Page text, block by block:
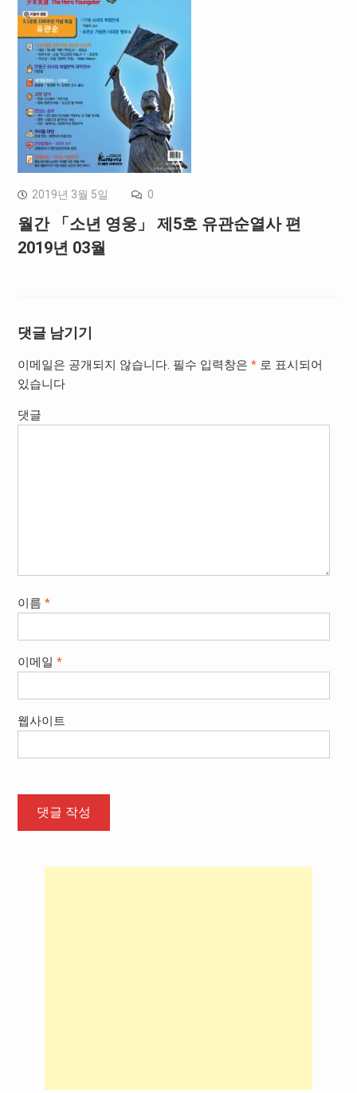
2019년 3월 5일 0
월간 「소년 영웅」 제5호 유관순열사 편
2019년 03월
댓글 남기기
이메일은 공개되지 않습니다. 필수 입력창은 *로 표시되어
있습니다
댓글
이름 *
이메일 *
웹사이트